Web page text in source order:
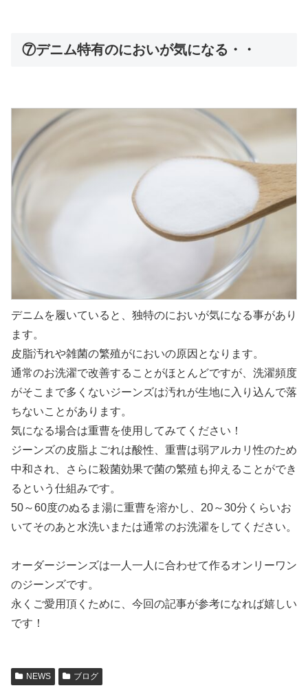
⑦デニム特有のにおいが気になる・・
デニムを履いていると、独特のにおいが気になる事があり
ます。
皮脂汚れや雑菌の繁殖がにおいの原因となります。
通常のお洗濯で改善することがほとんどですが、洗濯頻度
がそこまで多くないジーンズは汚れが生地に入り込んで落
ちないことがあります。
気になる場合は重曹を使用してみてください！
ジーンズの皮脂よごれは酸性、重曹は弱アルカリ性のため
中和され、さらに殺菌効果で菌の繁殖も抑えることができ
るという仕組みです。
50～60度のぬるま湯に重曹を溶かし、20～30分くらいお
いてそのあと水洗いまたは通常のお洗濯をしてください。
オーダージーンズは一人一人に合わせて作るオンリーワン
のジーンズです。
永くご愛用頂くために、今回の記事が参考になれば嬉しい
です！
NEWS ブログ